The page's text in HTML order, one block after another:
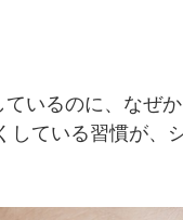
ているのに、な
している習慣が、